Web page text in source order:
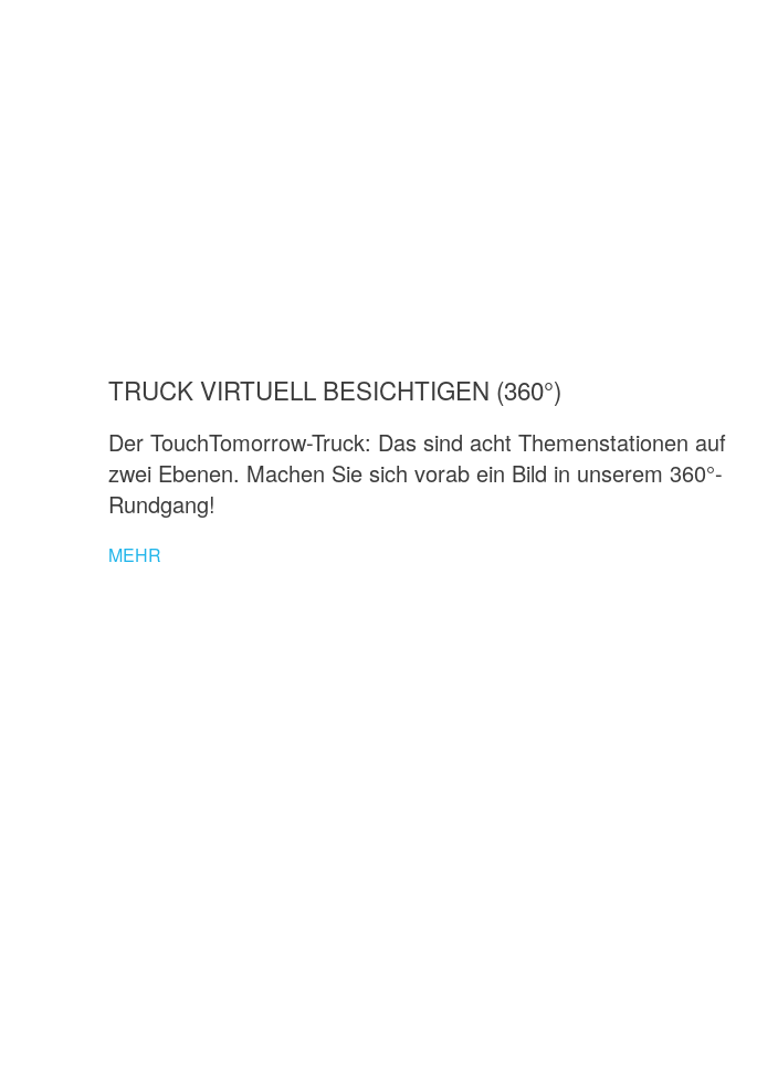
TRUCK VIRTUELL BESICHTIGEN (360°)
Der TouchTomorrow-Truck: Das sind acht Themenstationen auf
zwei Ebenen. Machen Sie sich vorab ein Bild in unserem 360°-
Rundgang!
MEHR